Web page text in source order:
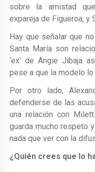
sobre la amistad
expareja de Figueroa, y
Hay que señalar que
Santa María son
‘ex’ de Angie Jibaja
pese a que la modelo
Por otro lado,
defenderse de las
una relación con
guarda mucho respeto
nada que ver con la
¿Quién crees que lo